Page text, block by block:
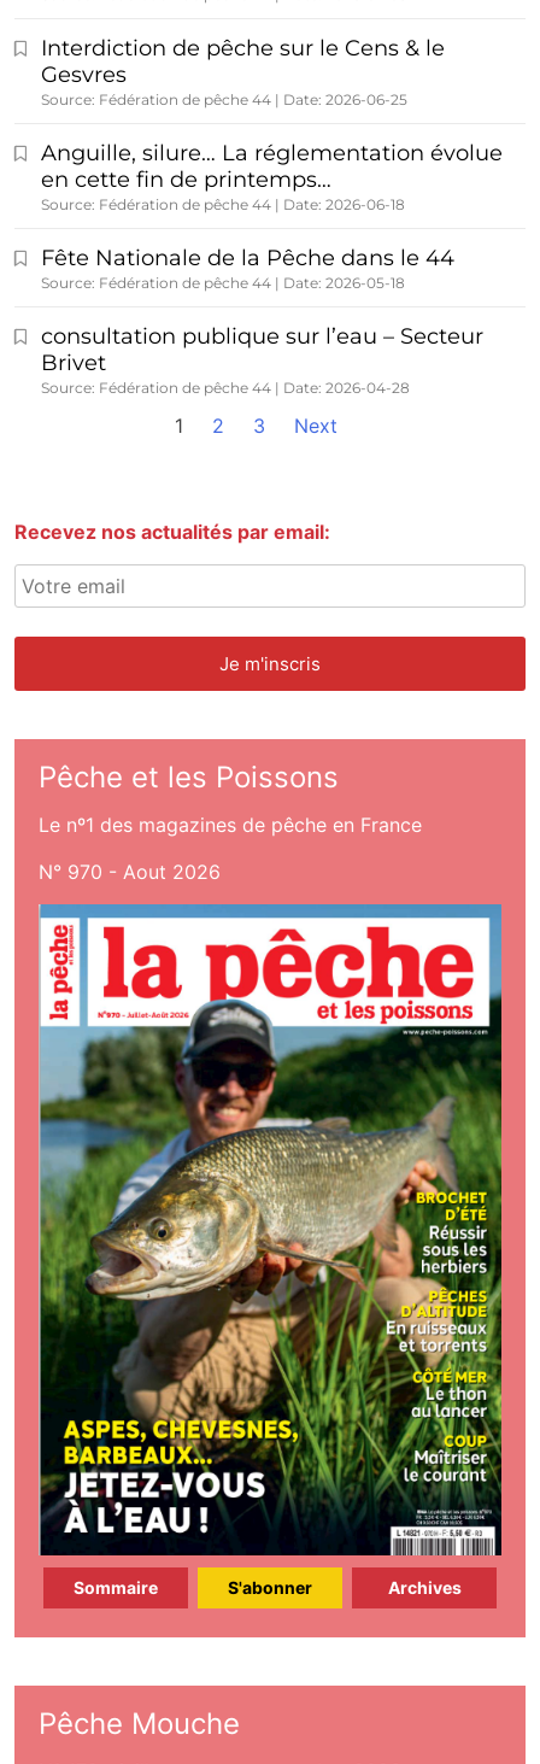
Interdiction de pêche sur le Cens & le
Gesvres
Source: Fédération de pêche 44 Date: 2026-06-25
Anguille, silure… La réglementation évolue
en cette fin de printemps…
Source: Fédération de pêche 44 Date: 2026-06-18
Fête Nationale de la Pêche dans le 44
Source: Fédération de pêche 44 Date: 2026-05-18
consultation publique sur l’eau – Secteur
Brivet
Source: Fédération de pêche 44 Date: 2026-04-28
1 2 3 Next
Recevez nos actualités par email:
Pêche et les Poissons
Le nº1 des magazines de pêche en France
N° 970 - Aout 2026
Sommaire S'abonner Archives
Pêche Mouche